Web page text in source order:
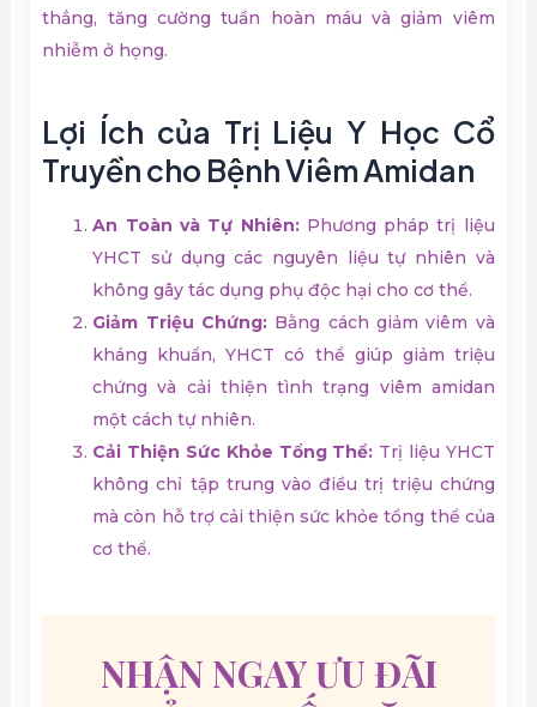
thẳng, tăng cường tuần hoàn máu và giảm viêm
nhiễm ở họng.
Lợi Ích của Trị Liệu Y Học Cổ
Truyền cho Bệnh Viêm Amidan
An Toàn và Tự Nhiên:Phương pháp trị liệu
YHCT sử dụng các nguyên liệu tự nhiên và
không gây tác dụng phụ độc hại cho cơ thể.
Giảm Triệu Chứng:Bằng cách giảm viêm và
kháng khuẩn, YHCT có thể giúp giảm triệu
chứng và cải thiện tình trạng viêm amidan
một cách tự nhiên.
Cải Thiện Sức Khỏe Tổng Thể: Trị liệu YHCT
không chỉ tập trung vào điều trị triệu chứng
mà còn hỗ trợ cải thiện sức khỏe tổng thể của
cơ thể.
NHẬN NGAY ƯU ĐÃI